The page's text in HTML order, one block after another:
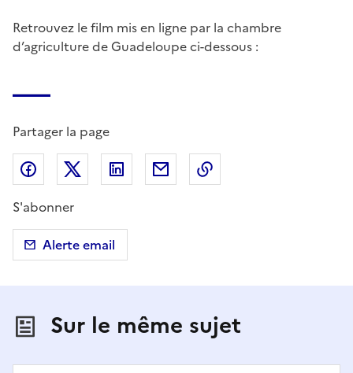
Retrouvez le film mis en ligne par la chambre
d’agriculture de Guadeloupe ci-dessous :
Partager la page
Partager sur Facebook
Partager sur X (anciennement Twitter)
Partager sur LinkedIn
Partager par email
S'abonner
Alerte email
Sur le même sujet